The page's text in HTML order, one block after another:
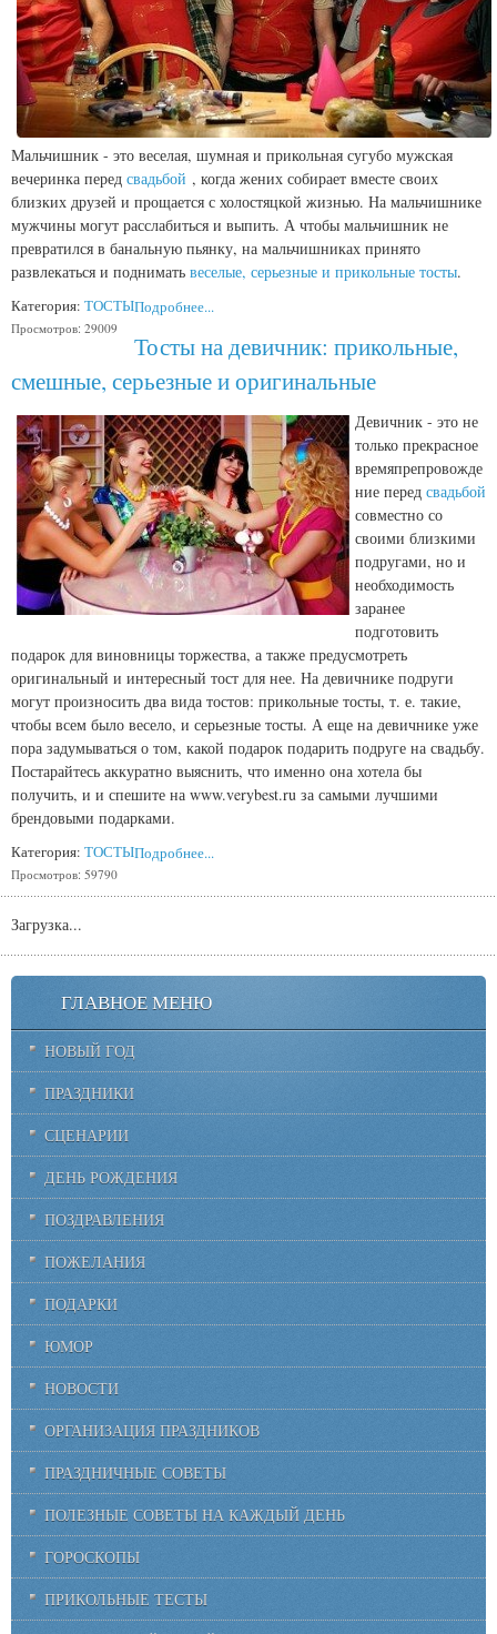
Мальчишник - это веселая, шумная и прикольная сугубо мужская
вечеринка перед свадьбой , когда жених собирает вместе своих
близких друзей и прощается с холостяцкой жизнью. На мальчишнике
мужчины могут расслабиться и выпить. А чтобы мальчишник не
превратился в банальную пьянку, на мальчишниках принято
развлекаться и поднимать веселые, серьезные и прикольные тосты.
Категория: ТОСТЫ
Просмотров: 29009
Подробнее...
Тосты на девичник: прикольные,
смешные, серьезные и оригинальные
Девичник - это не
только прекрасное
времяпрепровожде
ние перед свадьбой
совместно со
своими близкими
подругами, но и
необходимость
заранее
подготовить
подарок для виновницы торжества, а также предусмотреть
оригинальный и интересный тост для нее. На девичнике подруги
могут произносить два вида тостов: прикольные тосты, т. е. такие,
чтобы всем было весело, и серьезные тосты. А еще на девичнике уже
пора задумываться о том, какой подарок подарить подруге на свадьбу.
Постарайтесь аккуратно выяснить, что именно она хотела бы
получить, и и спешите на www.verybest.ru за самыми лучшими
брендовыми подарками.
Категория: ТОСТЫ
Просмотров: 59790
Подробнее...
Загрузка...
ГЛАВНОЕ МЕНЮ
НОВЫЙ ГОД
ПРАЗДНИКИ
СЦЕНАРИИ
ДЕНЬ РОЖДЕНИЯ
ПОЗДРАВЛЕНИЯ
ПОЖЕЛАНИЯ
ПОДАРКИ
ЮМОР
НОВОСТИ
ОРГАНИЗАЦИЯ ПРАЗДНИКОВ
ПРАЗДНИЧНЫЕ СОВЕТЫ
ПОЛЕЗНЫЕ СОВЕТЫ НА КАЖДЫЙ ДЕНЬ
ГОРОСКОПЫ
ПРИКОЛЬНЫЕ ТЕСТЫ